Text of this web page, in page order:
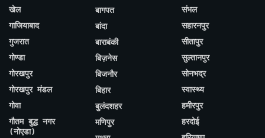
खेल
गाजियाबाद
गुजरात
गोण्डा
गोरखपुर
गोरखपुर मंडल
गोवा
गौतम बुद्ध नगर
(नोएडा)
बागपत
बांदा
बाराबंकी
बिज़नेस
बिजनौर
बिहार
बुलंदशहर
मणिपुर
संभल
सहारनपुर
सीतापुर
सुल्तानपुर
सोनभद्र
स्वास्थ्य
हमीरपुर
हरदोई